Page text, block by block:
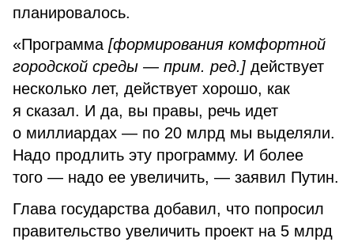
планировалось.
«Программа [формирования комфортной
городской среды — прим. ред.] действует
несколько лет, действует хорошо, как
я сказал. И да, вы правы, речь идет
о миллиардах — по 20 млрд мы выделяли.
Надо продлить эту программу. И более
того — надо ее увеличить, — заявил Путин.
Глава государства добавил, что попросил
правительство увеличить проект на 5 млрд